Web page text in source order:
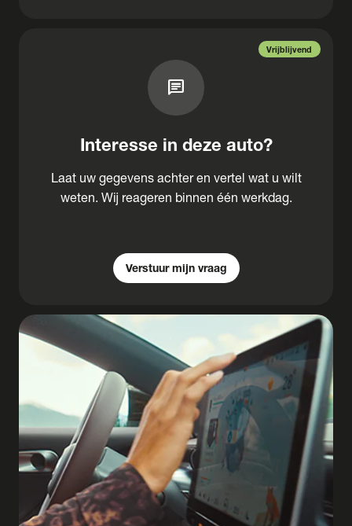
Vrijblijvend
chat
Interesse in deze auto?
Laat uw gegevens achter en vertel wat u wilt
weten. Wij reageren binnen één werkdag.
Verstuur mijn vraag